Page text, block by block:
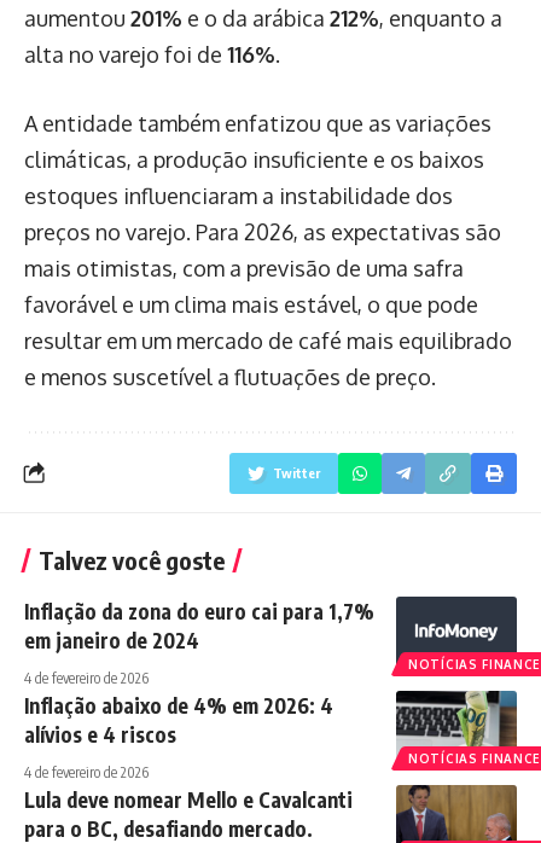
aumentou 201% e o da arábica 212%, enquanto a
alta no varejo foi de 116%.
A entidade também enfatizou que as variações
climáticas, a produção insuficiente e os baixos
estoques influenciaram a instabilidade dos
preços no varejo. Para 2026, as expectativas são
mais otimistas, com a previsão de uma safra
favorável e um clima mais estável, o que pode
resultar em um mercado de café mais equilibrado
e menos suscetível a flutuações de preço.
Twitter
Talvez você goste
NOTÍCIAS
Inflação da zona do euro cai para 1,7%
em janeiro de 2024
4 de fevereiro de 2026
NOTÍCIAS
Inflação abaixo de 4% em 2026: 4
alívios e 4 riscos
4 de fevereiro de 2026
Lula deve nomear Mello e Cavalcanti
para o BC, desafiando mercado.